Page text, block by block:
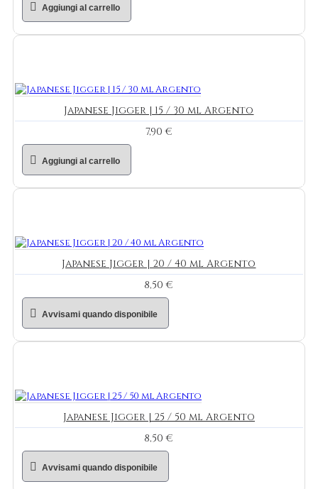
Aggiungi al carrello
Japanese Jigger | 15 / 30 ml Argento
7,90 €
Aggiungi al carrello
Japanese Jigger | 20 / 40 ml Argento
8,50 €
Avvisami quando disponibile
Japanese Jigger | 25 / 50 ml Argento
8,50 €
Avvisami quando disponibile